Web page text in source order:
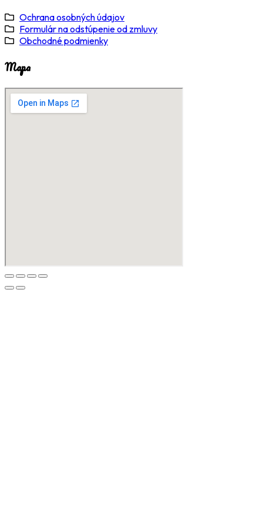
Ochrana osobných údajov
Formulár na odstúpenie od zmluvy
Obchodné podmienky
Mapa